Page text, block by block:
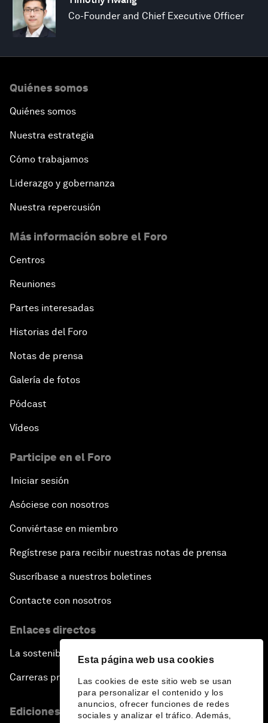
Esta página web usa cookies
Las cookies de este sitio web se usan
para personalizar el contenido y los
anuncios, ofrecer funciones de redes
sociales y analizar el tráfico. Además,
Co-Founder and Chief Executive Officer
Quiénes somos
Quiénes somos
Nuestra estrategia
Cómo trabajamos
Liderazgo y gobernanza
Nuestra repercusión
Más información sobre el Foro
Centros
Reuniones
Partes interesadas
Historias del Foro
Notas de prensa
Galería de fotos
Pódcast
Vídeos
Participe en el Foro
Iniciar sesión
Asóciese con nosotros
Conviértase en miembro
Regístrese para recibir nuestras notas de prensa
Suscríbase a nuestros boletines
Contacte con nosotros
Enlaces directos
La sostenibilidad en el Foro
Carreras profesionales
Ediciones en otros idiomas